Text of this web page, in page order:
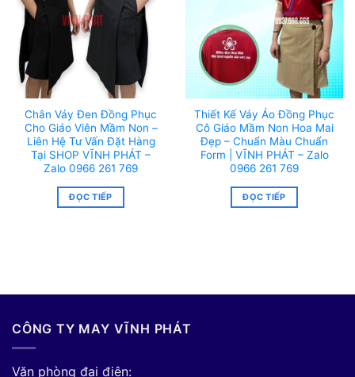
Chân Váy Đen Đồng Phục
Cho Giáo Viên Mầm Non –
Liên Hệ Tư Vấn Đặt Hàng
Tại SHOP VĨNH PHÁT –
Zalo 0966 261 769
ĐỌC TIẾP
Thiết Kế Váy Áo Đồng Phục
Cô Giáo Mầm Non Hoa Mai
Đẹp – Chuẩn Màu Chuẩn
Form | VĨNH PHÁT – Zalo
0966 261 769
ĐỌC TIẾP
CÔNG TY MAY VĨNH PHÁT
Văn phòng đại điện: